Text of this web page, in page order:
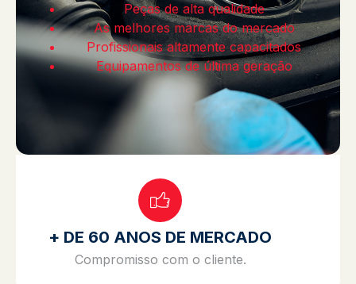
Peças de alta qualidade
As melhores marcas do mercado
Profissionais altamente capacitados
Equipamentos de última geração
+ DE 60 ANOS DE MERCADO
Compromisso com o cliente.